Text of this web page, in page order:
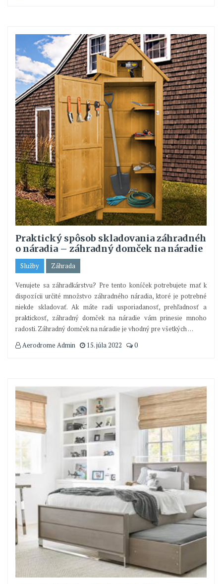
Praktický spôsob skladovania záhradnéh
o náradia – záhradný domček na náradie
Služby Záhrada
Venujete sa záhradkárstvu? Pre tento koníček potrebujete mať k
dispozícii určité množstvo záhradného náradia, ktoré je potrebné
niekde skladovať. Ak máte radi usporiadanosť, prehľadnosť a
praktickosť, záhradný domček na náradie vám prinesie mnoho
radosti. Záhradný domček na náradie je vhodný pre všetkých…
Aerodrome Admin
15. júla 2022 0